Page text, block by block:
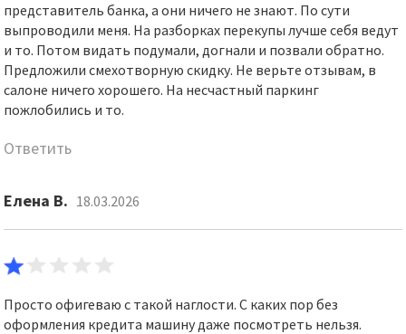
представитель банка, а они ничего не знают. По сути
выпроводили меня. На разборках перекупы лучше себя ведут
и то. Потом видать подумали, догнали и позвали обратно.
Предложили смехотворную скидку. Не верьте отзывам, в
салоне ничего хорошего. На несчастный паркинг
пожлобились и то.
Ответить
Елена В. 18.03.2026
Просто офигеваю с такой наглости. С каких пор без
оформления кредита машину даже посмотреть нельзя.